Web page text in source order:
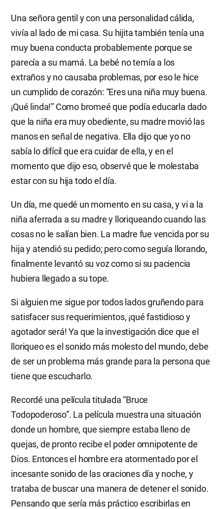
Una señora gentil y con una personalidad cálida,
vivía al lado de mi casa. Su hijita también tenía una
muy buena conducta probablemente porque se
parecía a su mamá. La bebé no temía a los
extraños y no causaba problemas, por eso le hice
un cumplido de corazón: “Eres una niña muy buena.
¡Qué linda!” Como bromeé que podía educarla dado
que la niña era muy obediente, su madre movió las
manos en señal de negativa. Ella dijo que yo no
sabía lo difícil que era cuidar de ella, y en el
momento que dijo eso, observé que le molestaba
estar con su hija todo el día.
Un día, me quedé un momento en su casa, y vi a la
niña aferrada a su madre y lloriqueando cuando las
cosas no le salían bien. La madre fue vencida por su
hija y atendió su pedido; pero como seguía llorando,
finalmente levantó su voz como si su paciencia
hubiera llegado a su tope.
Si alguien me sigue por todos lados gruñendo para
satisfacer sus requerimientos, ¡qué fastidioso y
agotador será! Ya que la investigación dice que el
lloriqueo es el sonido más molesto del mundo, debe
de ser un problema más grande para la persona que
tiene que escucharlo.
Recordé una película titulada “Bruce
Todopoderoso”. La película muestra una situación
donde un hombre, que siempre estaba lleno de
quejas, de pronto recibe el poder omnipotente de
Dios. Entonces el hombre era atormentado por el
incesante sonido de las oraciones día y noche, y
trataba de buscar una manera de detener el sonido.
Pensando que sería más práctico escribirlas en